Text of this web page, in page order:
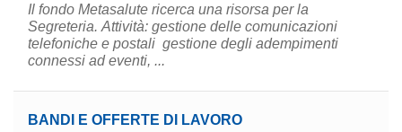
Il fondo Metasalute ricerca una risorsa per la
Segreteria. Attività: gestione delle comunicazioni
telefoniche e postali gestione degli adempimenti
connessi ad eventi, ...
BANDI E OFFERTE DI LAVORO